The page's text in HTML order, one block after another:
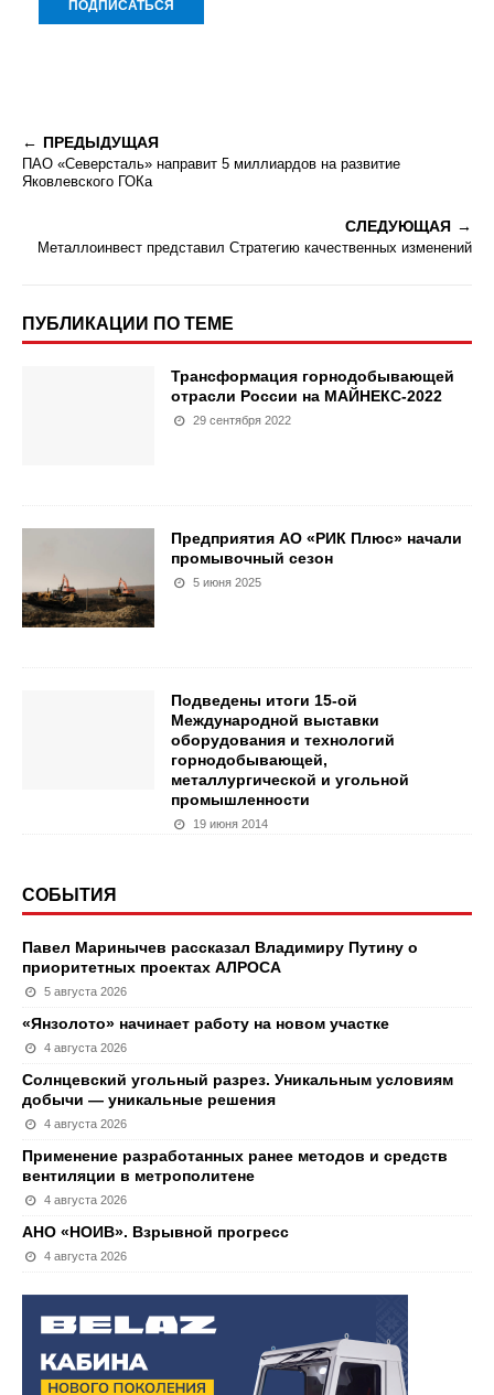
ПРЕДЫДУЩАЯ
ПАО «Северсталь» направит 5 миллиардов на развитие
Яковлевского ГОКа
СЛЕДУЮЩАЯ
Металлоинвест представил Стратегию качественных изменений
ПУБЛИКАЦИИ ПО ТЕМЕ
Трансформация горнодобывающей
отрасли России на МАЙНЕКС-2022
29 сентября 2022
Предприятия АО «РИК Плюс» начали
промывочный сезон
5 июня 2025
Подведены итоги 15-ой
Международной выставки
оборудования и технологий
горнодобывающей,
металлургической и угольной
промышленности
19 июня 2014
СОБЫТИЯ
Павел Маринычев рассказал Владимиру Путину о
приоритетных проектах АЛРОСА
5 августа 2026
«Янзолото» начинает работу на новом участке
4 августа 2026
Солнцевский угольный разрез. Уникальным условиям
добычи — уникальные решения
4 августа 2026
Применение разработанных ранее методов и средств
вентиляции в метрополитене
4 августа 2026
АНО «НОИВ». Взрывной прогресс
4 августа 2026